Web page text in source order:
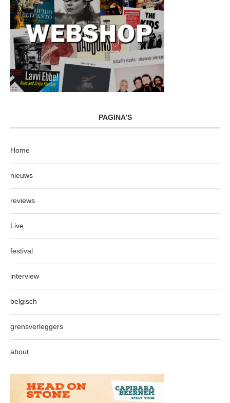
PAGINA’S
Home
nieuws
reviews
Live
festival
interview
belgisch
grensverleggers
about